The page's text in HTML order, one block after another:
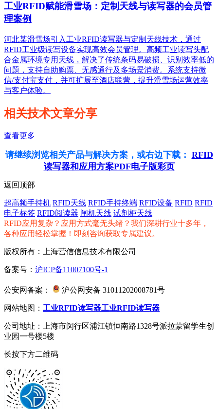
工业RFID赋能滑雪场：定制天线与读写器的会员管
理案例
河北某滑雪场引入工业RFID读写器与定制天线技术，通过
RFID工业级读写设备实现高效会员管理。高频工业读写头配
合金属环境专用天线，解决了传统条码易破损、识别效率低的
问题，支持自助购票、无感通行及多场景消费。系统支持微
信/支付宝支付，并可扩展至酒店联营，提升滑雪场运营效率
与客户体验。
相关技术文章分享
查看更多
请继续浏览相关产品与解决方案，或右边下载： RFID
读写器和应用方案PDF电子版彩页
返回顶部
超高频手持机 RFID天线 RFID手持终端 RFID设备 RFID RFID
电子标签 RFID阅读器 闸机天线 试剂柜天线
RFID应用复杂？应用方式毫无头绪？我们深耕行业十多年，
各种应用轻松掌握！即刻咨询获取专属建议。
版权所有：上海营信信息技术有限公司
备案号： 沪ICP备11007100号-1
公安网备案： 沪公网安备 31011202008781号
网站地图： 工业RFID读写器工业RFID读写器
公司地址：上海市闵行区浦江镇恒南路1328号派拉蒙留学生创
业园一号楼5楼
长按下方二维码